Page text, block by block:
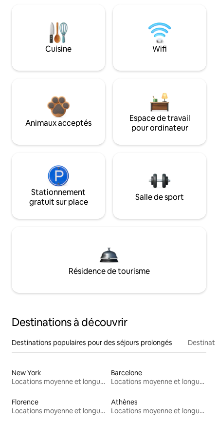
Cuisine Wifi
Animaux acceptés
Espace de travail
pour ordinateur
Stationnement
gratuit sur place
Salle de sport
Résidence de tourisme
Destinations à découvrir
Destinations populaires pour des séjours prolongés
New York
Locations moyenne et longue durée
Barcelone
Locations moyenne et longue durée
Florence
Locations moyenne et longue durée
Athènes
Locations moyenne et longue durée